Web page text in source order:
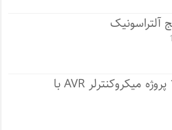
آلتراسونیک
دانلود کتاب 11 پروژه میکروکنترلر AVR با